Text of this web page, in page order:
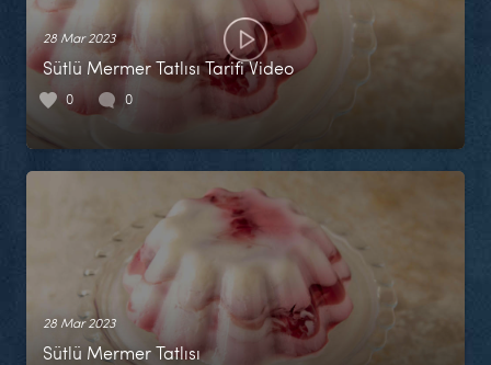
28 Mar 2023
Sütlü Mermer Tatlısı Tarifi Video
0 0
28 Mar 2023
Sütlü Mermer Tatlısı